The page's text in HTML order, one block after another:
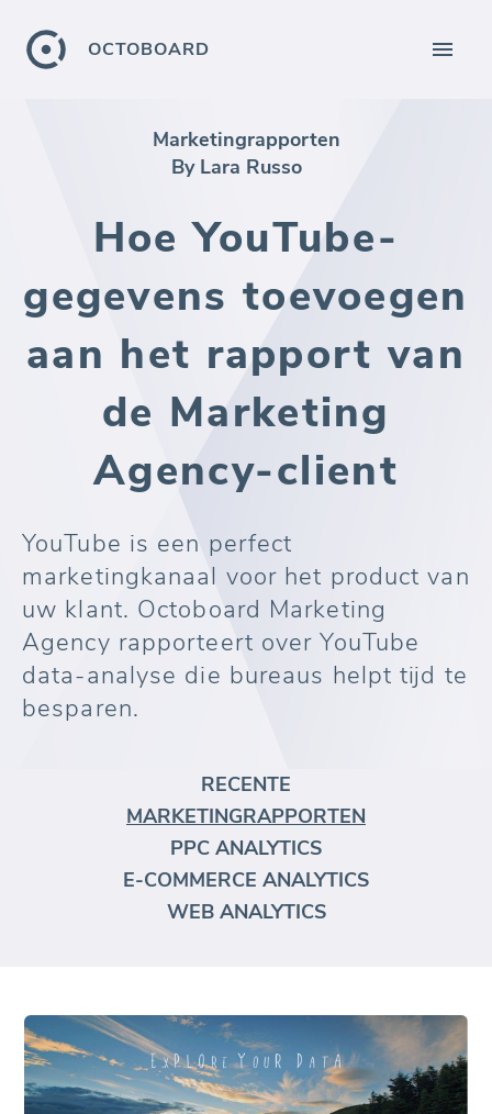
OCTOBOARD
Marketingrapporten
By Lara Russo
Hoe YouTube-
gegevens toevoegen
aan het rapport van
de Marketing
Agency-client
YouTube is een perfect
marketingkanaal voor het product van
uw klant. Octoboard Marketing
Agency rapporteert over YouTube
data-analyse die bureaus helpt tijd te
besparen.
RECENTE
MARKETINGRAPPORTEN
PPC ANALYTICS
E-COMMERCE ANALYTICS
WEB ANALYTICS